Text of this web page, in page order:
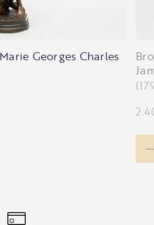
Georges Charles